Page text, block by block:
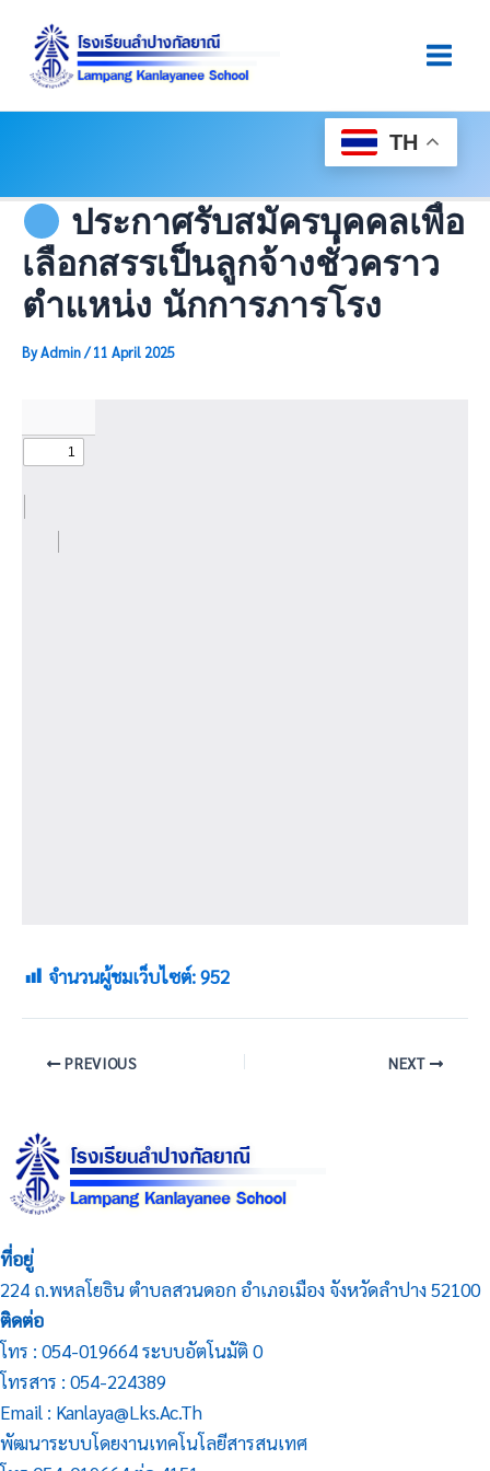
Content
TH
ประกาศรับสมัครบุคคลเพื่อ
เลือกสรรเป็นลูกจ้างชั่วคราว
ตำแหน่ง นักการภารโรง
ByAdmin/11 April 2025
จำนวนผู้ชมเว็บไซต์:952
Navigation
PREVIOUS NEXT
ที่อยู่
224 ถ.พหลโยธิน ตำบลสวนดอก อำเภอเมือง จังหวัดลำปาง 52100
ติดต่อ
โทร : 054-019664 ระบบอัตโนมัติ 0
โทรสาร : 054-224389
Email : Kanlaya@lks.ac.th
พัฒนาระบบโดยงานเทคโนโลยีสารสนเทศ